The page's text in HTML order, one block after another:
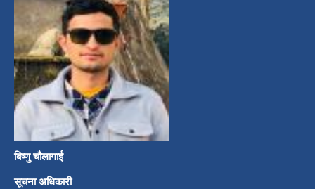
बिष्णु चौलागाई
सूचना अधिकारी